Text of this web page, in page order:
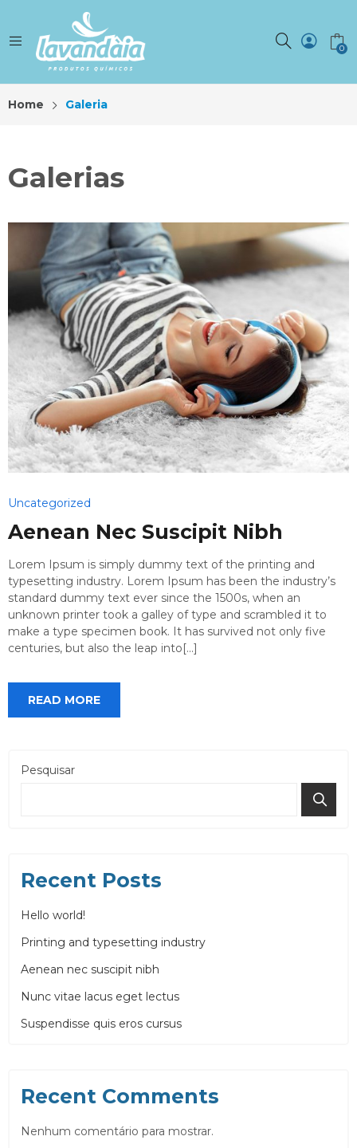
0
Home Galeria
Galerias
Uncategorized
Aenean Nec Suscipit Nibh
Lorem Ipsum is simply dummy text of the printing and
typesetting industry. Lorem Ipsum has been the industry’s
standard dummy text ever since the 1500s, when an
unknown printer took a galley of type and scrambled it to
make a type specimen book. It has survived not only five
centuries, but also the leap into[...]
READ MORE
Pesquisar
Recent Posts
Hello world!
Printing and typesetting industry
Aenean nec suscipit nibh
Nunc vitae lacus eget lectus
Suspendisse quis eros cursus
Recent Comments
Nenhum comentário para mostrar.